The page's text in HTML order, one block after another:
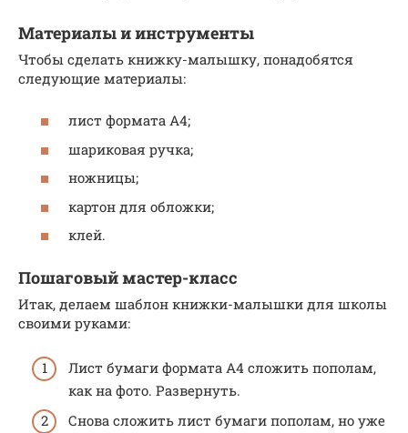
Материалы и инструменты
Чтобы сделать книжку-малышку, понадобятся
следующие материалы:
лист формата А4;
шариковая ручка;
ножницы;
картон для обложки;
клей.
Пошаговый мастер-класс
Итак, делаем шаблон книжки-малышки для школы
своими руками:
Лист бумаги формата А4 сложить пополам,
как на фото. Развернуть.
Снова сложить лист бумаги пополам, но уже